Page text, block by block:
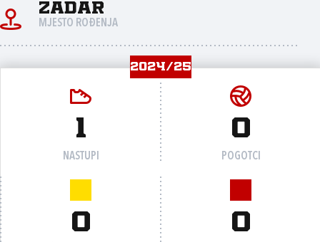
Zadar
MJESTO ROĐENJA
2024/25
1
NASTUPI
0
POGOTCI
0 0